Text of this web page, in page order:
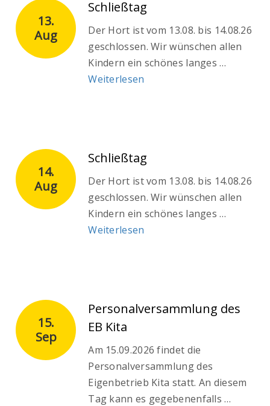
13.
Aug
Schließtag
Der Hort ist vom 13.08. bis 14.08.26
geschlossen. Wir wünschen allen
Kindern ein schönes langes …
Weiterlesen
14.
Aug
Schließtag
Der Hort ist vom 13.08. bis 14.08.26
geschlossen. Wir wünschen allen
Kindern ein schönes langes …
Weiterlesen
15.
Sep
Personalversammlung des
EB Kita
Am 15.09.2026 findet die
Personalversammlung des
Eigenbetrieb Kita statt. An diesem
Tag kann es gegebenenfalls …